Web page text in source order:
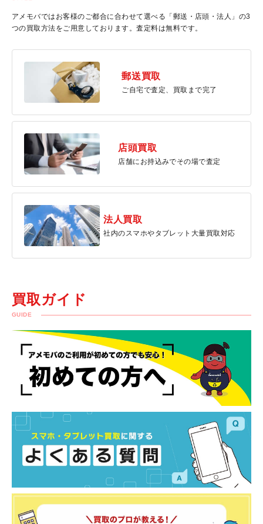
アメモバではお客様のご都合に合わせて選べる「郵送・店頭・法人」の3
つの買取方法をご用意しております。査定料は無料です。
郵送買取
ご自宅で査定、買取まで完了
店頭買取
店舗にお持込みでその場で査定
法人買取
社内のスマホやタブレット大量買取対応
買取ガイド
GUIDE